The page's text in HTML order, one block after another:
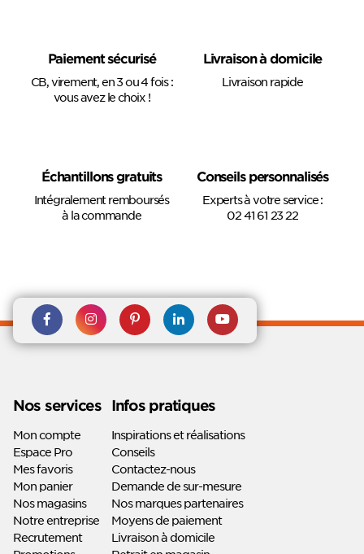
Paiement sécurisé
CB, virement, en 3 ou 4 fois :
vous avez le choix !
Livraison à domicile
Livraison rapide
Échantillons gratuits
Intégralement remboursés
à la commande
Conseils personnalisés
Experts à votre service :
02 41 61 23 22
Rejoignez nous sur Facebook
Suivez-nous sur
Instagram
Suivez-nous sur
Pinterest
Suivez-
nous sur
Suivez-
nous sur
Nos services
Mon compte
Espace Pro
Mes favoris
Mon panier
Nos magasins
Notre entreprise
Recrutement
Infos pratiques
Inspirations et réalisations
Conseils
Contactez-nous
Demande de sur-mesure
Nos marques partenaires
Moyens de paiement
Livraison à domicile